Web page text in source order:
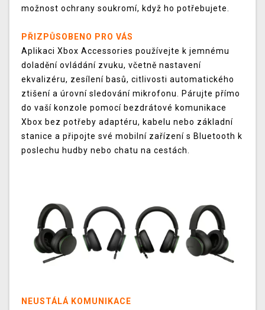
možnost ochrany soukromí, když ho potřebujete.
PŘIZPŮSOBENO PRO VÁS
Aplikaci Xbox Accessories používejte k jemnému
doladění ovládání zvuku, včetně nastavení
ekvalizéru, zesílení basů, citlivosti automatického
ztišení a úrovní sledování mikrofonu. Párujte přímo
do vaší konzole pomocí bezdrátové komunikace
Xbox bez potřeby adaptéru, kabelu nebo základní
stanice a připojte své mobilní zařízení s Bluetooth k
poslechu hudby nebo chatu na cestách.
NEUSTÁLÁ KOMUNIKACE